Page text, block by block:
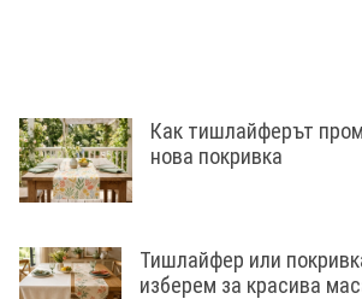
Как тишлайферът
нова покривка
Тишлайфер или
изберем за красива